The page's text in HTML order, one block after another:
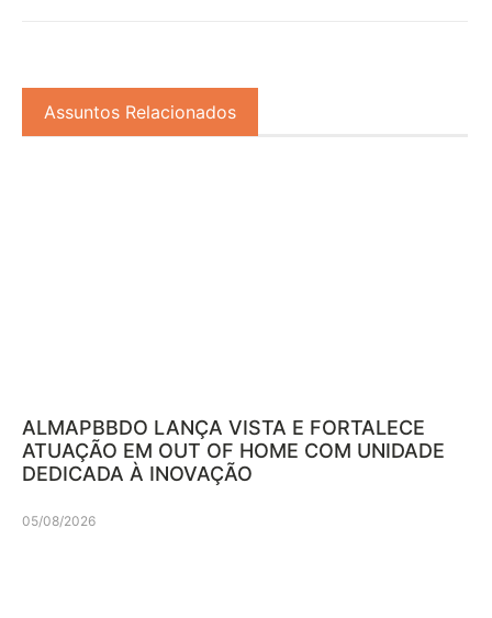
Assuntos Relacionados
ALMAPBBDO LANÇA VISTA E FORTALECE
ATUAÇÃO EM OUT OF HOME COM UNIDADE
DEDICADA À INOVAÇÃO
05/08/2026